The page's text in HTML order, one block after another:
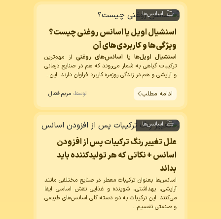
:اسانس‌ها
اسنشیال اویل یا اسانس روغنی چیست؟
ویژگی‌ها و کاربردی‌های آن
اسنشیال اویل‌هایا اسانس‌های روغنیاز مهم‌ترین
ترکیبات گیاهی به شمار می‌روند که هم در صنایع درمانی
و آرایشی و هم در زندگی روزمره کاربرد فراوان دارند. این...
ادامه مطلب توسط: مریم فعال
:اسانس‌ها
علل تغییر رنگ ترکیبات پس از افزودن
اسانس + نکاتی که هر تولیدکننده باید
بداند
اسانس‌ها بعنوان ترکیبات معطر در صنایع مختلفی مانند
آرایشی، بهداشتی، شوینده و غذایی نقش اساسی ایفا
می‌کنند. این ترکیبات به دو دسته کلی اسانس‌های طبیعی
و صنعتی تقسیم...